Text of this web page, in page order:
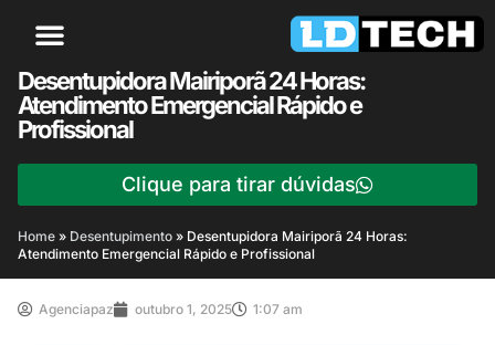
Desentupidora Mairiporã 24 Horas:
Atendimento Emergencial Rápido e
Profissional
Clique para tirar dúvidas
Home » Desentupimento » Desentupidora Mairiporã 24 Horas:
Atendimento Emergencial Rápido e Profissional
Agenciapaz outubro 1, 2025 1:07 am